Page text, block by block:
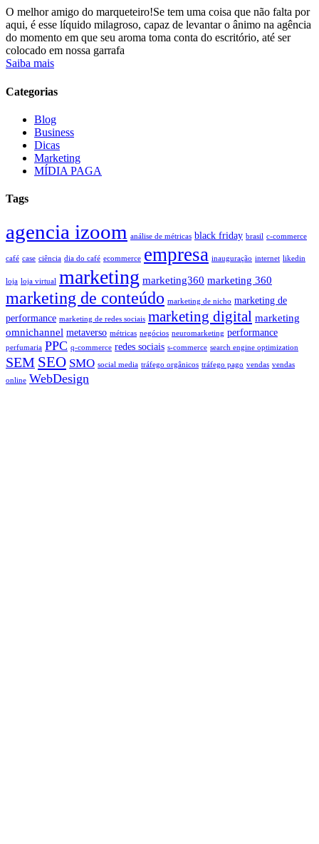
O melhor amigo do marqueteiro!Se tem uma coisa que não falta por
aqui, é esse líquido milagroso, capaz de levantar o ânimo na agência
do momento em que seu aroma toma conta do escritório, até ser
colocado em nossa garrafa
Saiba mais
Categorias
Blog
Business
Dicas
Marketing
MÍDIA PAGA
Tags
agencia izoom análise de métricas black friday brasil c-commerce
café case ciência dia do café ecommerce empresa inauguração internet likedin
loja loja virtual marketing marketing360 marketing 360
marketing de conteúdo marketing de nicho marketing de
performance marketing de redes sociais marketing digital marketing
omnichannel metaverso métricas negócios neuromarketing performance
perfumaria PPC q-commerce redes sociais s-commerce search engine optimization
SEM SEO SMO social media tráfego orgânicos tráfego pago vendas vendas
online WebDesign